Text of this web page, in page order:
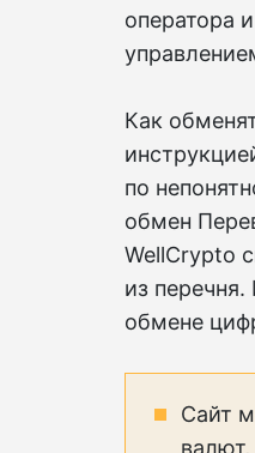
оператора
Как
по
обмен
WellCrypto
из
обмене
Сайт